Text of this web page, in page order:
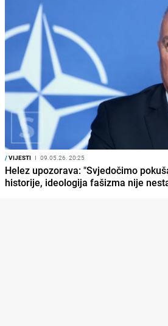
/VIJESTI I 09.05.26. 20:25
Helez upozorava: "Svjedočimo
historije, ideologija fašizma nije